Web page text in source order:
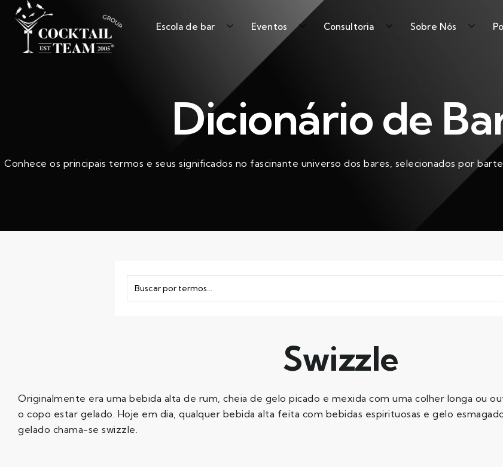
Escola de bar Eventos Consultoria Sobre Nós
Dicionário de
Conhece os principais termos e seus significados no fascinante universo dos bares, selecionados por
Swizzle
Originalmente era uma bebida alta de rum, cheia de gelo picado e mexida com uma colher longa ou
o copo estar gelado. Hoje em dia, qualquer bebida alta feita com bebidas espirituosas e gelo
gelado chama-se swizzle.